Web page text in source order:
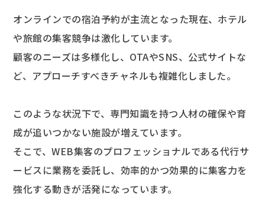
オンラインでの宿泊予約が主流となった現在、ホテル
や旅館の集客競争は激化しています。
顧客のニーズは多様化し、OTAやSNS、公式サイトな
ど、アプローチすべきチャネルも複雑化しました。
このような状況下で、専門知識を持つ人材の確保や育
成が追いつかない施設が増えています。
そこで、WEB集客のプロフェッショナルである代行サ
ービスに業務を委託し、効率的かつ効果的に集客力を
強化する動きが活発になっています。